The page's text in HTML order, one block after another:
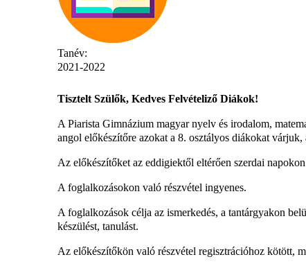
Tanév:
2021-2022
Tisztelt Szülők, Kedves Felvételiző Diákok!
A Piarista Gimnázium magyar nyelv és irodalom,
angol előkészítőre azokat a 8. osztályos diákokat
Az előkészítőket az eddigiektől eltérően szerdai
A foglalkozásokon való részvétel ingyenes.
A foglalkozások célja az ismerkedés, a tantárgyakon
készülést, tanulást.
Az előkészítőkön való részvétel regisztrációhoz kötött,